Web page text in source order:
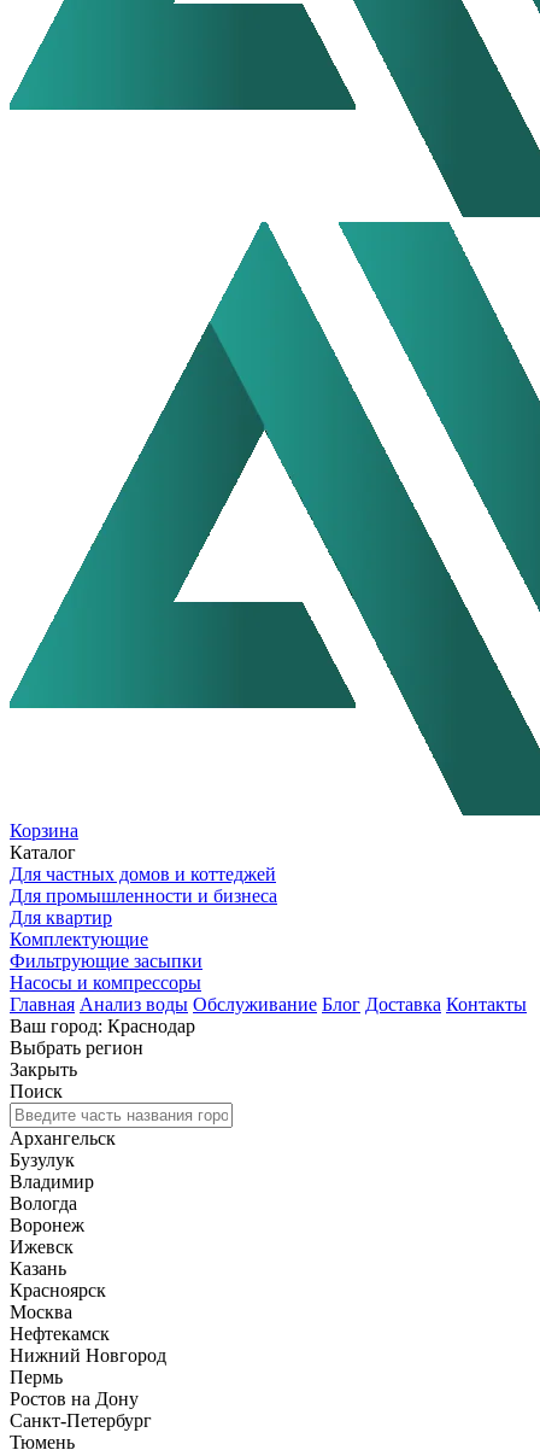
Корзина
Каталог
Для частных домов и коттеджей
Для промышленности и бизнеса
Для квартир
Комплектующие
Фильтрующие засыпки
Насосы и компрессоры
Главная Анализ воды Обслуживание Блог Доставка Контакты
Ваш город: Краснодар
Выбрать регион
Закрыть
Поиск
Архангельск
Бузулук
Владимир
Вологда
Воронеж
Ижевск
Казань
Красноярск
Москва
Нефтекамск
Нижний Новгород
Пермь
Ростов на Дону
Санкт-Петербург
Тюмень